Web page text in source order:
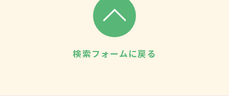
検索フォームに戻る